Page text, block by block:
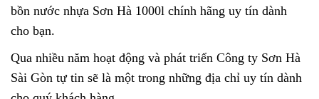
bồn nước nhựa Sơn Hà 1000l chính hãng uy tín dành
cho bạn.
Qua nhiều năm hoạt động và phát triển Công ty Sơn Hà
Sài Gòn tự tin sẽ là một trong những địa chỉ uy tín dành